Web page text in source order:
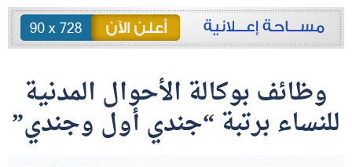
وظائف بوكالة الأحوال المدنية
للنساء برتبة “جندي أول وجندي”